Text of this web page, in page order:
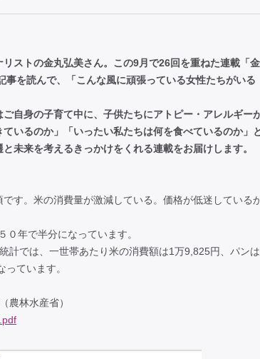
ストの金丸弘美さん。この9月で26回を重ねた連載「金
を読んで、「こんな風に頑張っている女性たちがいる
自身の子育て中に、子供たちにアトピー・アレルギー
いるのか」「いったい私たちは何を食べているのか」
未来を考えるきっかけをくれる連載をお届けします。
す。米の消費量が激減している。価格が低迷している
年で半分になっています。
では、一世帯あたり米の消費額は1万9,825円、パンは
ています。
農林水産省）